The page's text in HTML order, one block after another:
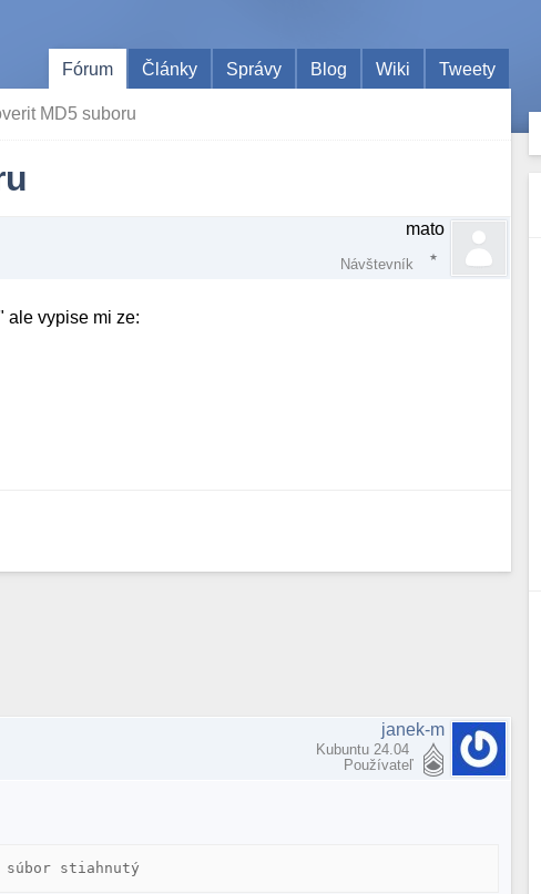
Fórum
Články Správy Blog Wiki Tweety
MD5 suboru
mato
Návštevník
ale vypise mi ze:
janek-m
Kubuntu 24.04
Používateľ
stiahnutý